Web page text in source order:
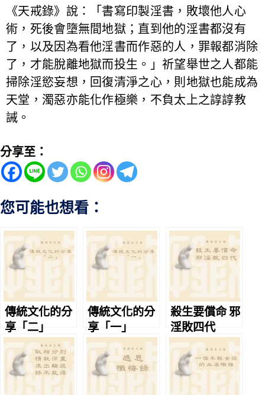
《天戒錄》說：「書寫印製淫書，敗壞他人心
術，死後會墮無間地獄；直到他的淫書都沒有
了，以及因為看他淫書而作惡的人，罪報都消除
了，才能脫離地獄而投生。」祈望舉世之人都能
掃除淫慾妄想，回復清淨之心，則地獄也能成為
天堂，濁惡亦能化作極樂，不負太上之諄諄教
誡。
分享至：
您可能也想看：
傳統文化的分
享「二」
傳統文化的分
享「一」
殺生要償命 邪
淫敗四代